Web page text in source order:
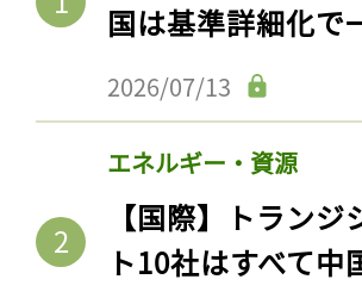
国は基準詳細化で
2026/07/13
エネルギー・資源
【国際】トラン
ト10社はすべて中